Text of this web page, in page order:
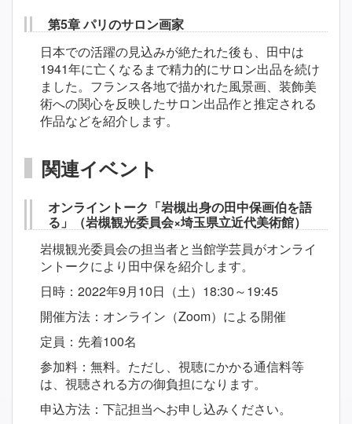
第5章 パリのサロン画家
日本での活躍の見込みが絶たれた後も、田中は
1941年に亡くなるまで精力的にサロン出品を続け
ました。フランス各地で描かれた風景画、装飾美
術への関心を反映したサロン出品作と推定される
作品などを紹介します。
関連イベント
オンライントーク「岩槻出身の田中保画伯を語
る」（岩槻観光委員会×埼玉県立近代美術館）
岩槻観光委員会の担当者と当館学芸員がオンライ
ントークにより田中保を紹介します。
日時：2022年9月10日（土）18:30～19:45
開催方法：オンライン（Zoom）による開催
定員：先着100名
参加料：無料。ただし、視聴にかかる通信料等
は、視聴される方の御負担になります。
申込方法：下記担当へお申し込みください。